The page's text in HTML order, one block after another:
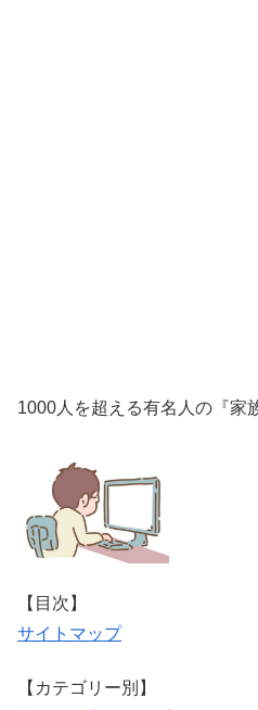
1000人を超える有名人の『家
【目次】
サイトマップ
【カテゴリー別】